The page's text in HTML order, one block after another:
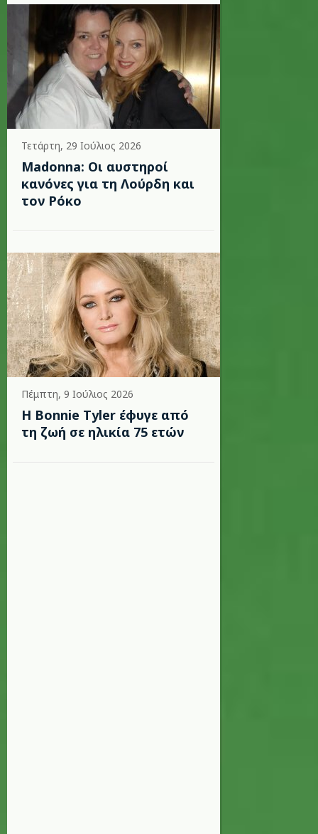
Τετάρτη, 29 Ιούλιος 2026
Madonna: Οι αυστηροί
κανόνες για τη Λούρδη και
τον Ρόκο
Πέμπτη, 9 Ιούλιος 2026
Η Bonnie Tyler έφυγε από
τη ζωή σε ηλικία 75 ετών